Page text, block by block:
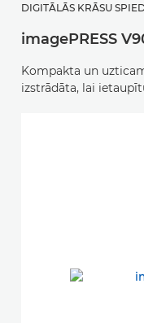
DIGITĀLĀS KRĀSU
imagePRESS
Kompakta un
izstrādāta, lai